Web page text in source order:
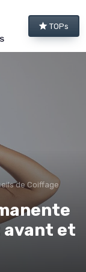
TOPs
de Coiffage
avant et